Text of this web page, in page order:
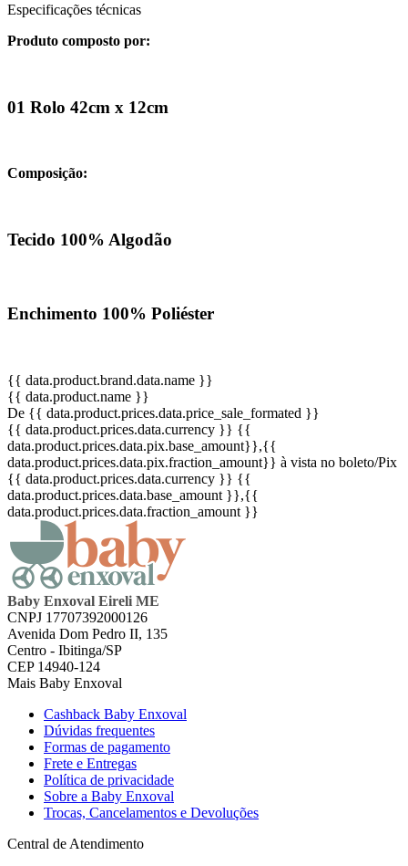
Especificações técnicas
Produto composto por:
01 Rolo 42cm x 12cm
Composição:
Tecido 100% Algodão
Enchimento 100% Poliéster
{{ data.product.brand.data.name }}
{{ data.product.name }}
De {{ data.product.prices.data.price_sale_formated }}
{{ data.product.prices.data.currency }} {{
data.product.prices.data.pix.base_amount}},{{
data.product.prices.data.pix.fraction_amount}} à vista no boleto/Pix
{{ data.product.prices.data.currency }} {{
data.product.prices.data.base_amount }},{{
data.product.prices.data.fraction_amount }}
Baby Enxoval Eireli ME
CNPJ 17707392000126
Avenida Dom Pedro II, 135
Centro - Ibitinga/SP
CEP 14940-124
Mais Baby Enxoval
Cashback Baby Enxoval
Dúvidas frequentes
Formas de pagamento
Frete e Entregas
Política de privacidade
Sobre a Baby Enxoval
Trocas, Cancelamentos e Devoluções
Central de Atendimento